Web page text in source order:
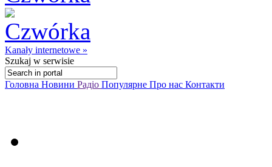
Kanały internetowe »
Szukaj w serwisie
Головна Новини Радіо Популярне Про нас Контакти